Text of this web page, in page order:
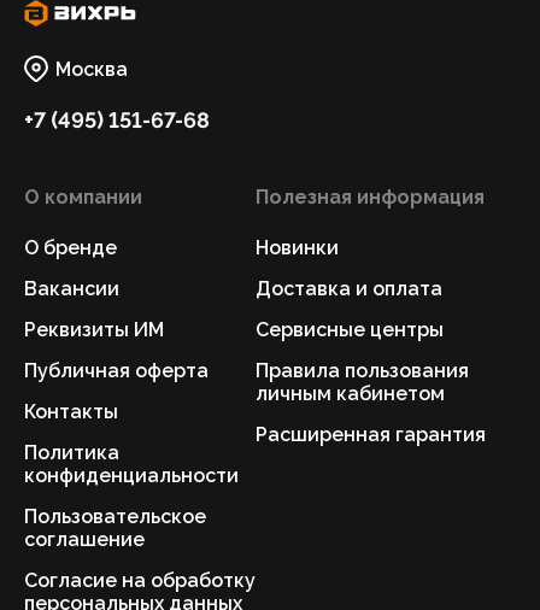
Москва
+7 (495) 151-67-68
О компании
О бренде
Вакансии
Реквизиты ИМ
Публичная оферта
Контакты
Политика
конфиденциальности
Пользовательское
соглашение
Согласие на обработку
персональных данных
Полезная информация
Новинки
Доставка и оплата
Сервисные центры
Правила пользования
личным кабинетом
Расширенная гарантия